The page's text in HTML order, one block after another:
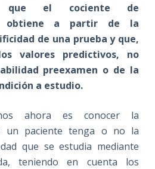
que el cociente de
obtiene a partir de la
de una prueba y que,
valores predictivos, no
preexamen o de la
a estudio.
ahora es conocer la
un paciente tenga o no la
que se estudia mediante
teniendo en cuenta los